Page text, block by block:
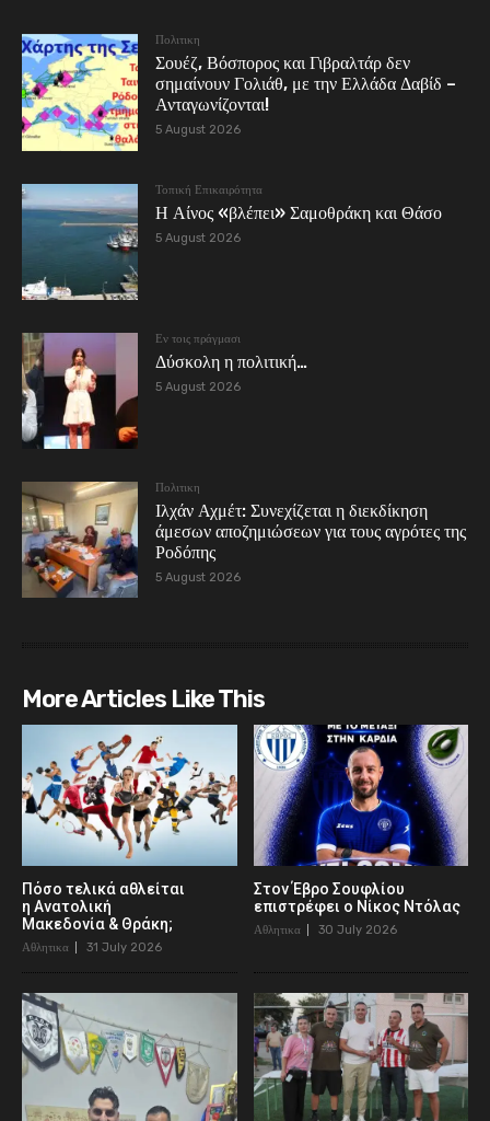
Πολιτικη
Σουέζ, Βόσπορος και Γιβραλτάρ δεν
σημαίνουν Γολιάθ, με την Ελλάδα Δαβίδ –
Ανταγωνίζονται!
5 August 2026
Τοπική Επικαιρότητα
Η Αίνος «βλέπει» Σαμοθράκη και Θάσο
5 August 2026
Εν τοις πράγμασι
Δύσκολη η πολιτική…
5 August 2026
Πολιτικη
Ιλχάν Αχμέτ: Συνεχίζεται η διεκδίκηση
άμεσων αποζημιώσεων για τους αγρότες της
Ροδόπης
5 August 2026
More Articles Like This
Πόσο τελικά αθλείται
η Ανατολική
Μακεδονία & Θράκη;
Αθλητικα 31 July 2026
Στον Έβρο Σουφλίου
επιστρέφει ο Νίκος Ντόλας
Αθλητικα 30 July 2026